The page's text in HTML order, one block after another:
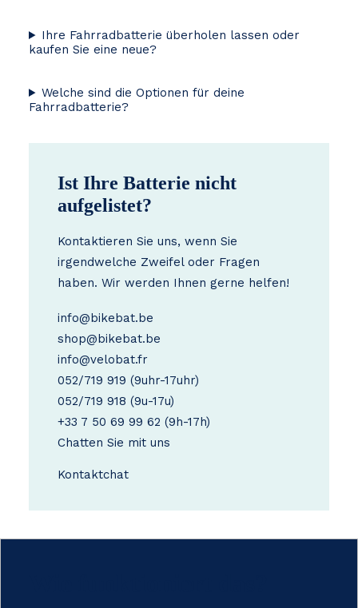
Ihre Fahrradbatterie überholen lassen oder
kaufen Sie eine neue?
Welche sind die Optionen für deine
Fahrradbatterie?
Ist Ihre Batterie nicht
aufgelistet?
Kontaktieren Sie uns, wenn Sie
irgendwelche Zweifel oder Fragen
haben. Wir werden Ihnen gerne helfen!
info@bikebat.be
shop@bikebat.be
info@velobat.fr
052/719 919 (9uhr-17uhr)
052/719 918 (9u-17u)
+33 7 50 69 99 62 (9h-17h)
Chatten Sie mit uns
Kontaktchat